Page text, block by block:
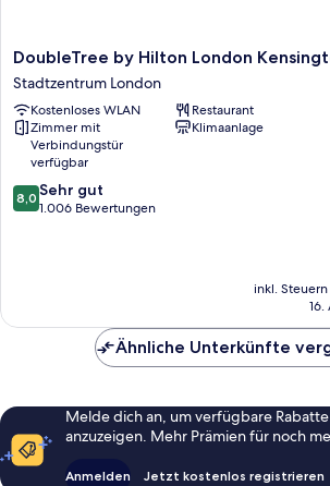
DoubleTree
by
Hilton
London
Kensington
Stadtzentrum
London
DoubleTree by Hilton London
Stadtzentrum London
Kostenloses WLAN
Restaurant
Zimmer mit
Verbindungstür
verfügbar
Klimaanlage
8.0
von
8,0 Sehr gut
1.006 Bewertungen
inkl.
16.
Ähnliche Unterkünfte
Melde dich an, um verfügbare
anzuzeigen. Mehr Prämien für noch
Anmelden Jetzt kostenlos registrieren